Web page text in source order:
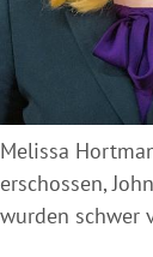
Melissa
erschossen,
wurden schwer